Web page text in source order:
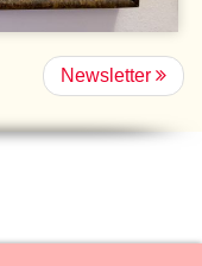
Newsletter